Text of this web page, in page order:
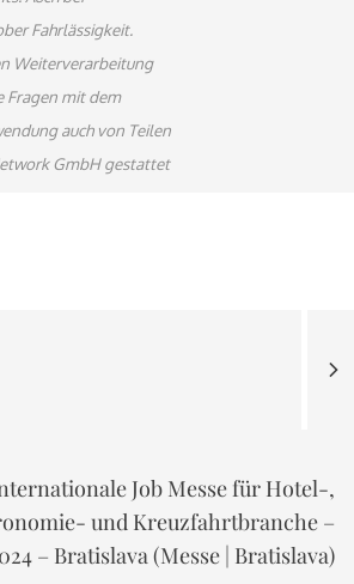
Fahrlässigkeit.
Weiterverarbeitung
Fragen mit dem
auch von Teilen
GmbH gestattet
Job Messe für Hotel-,
und Kreuzfahrtbranche –
– Bratislava (Messe | Bratislava)